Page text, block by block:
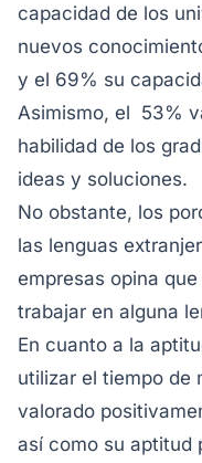
capacidad de los
nuevos
y el 69% su
Asimismo, el 53%
habilidad de los
ideas y soluciones.
No obstante, los
las lenguas
empresas opina
trabajar en alguna
En cuanto a la
utilizar el tiempo de
valorado
así como su aptitud